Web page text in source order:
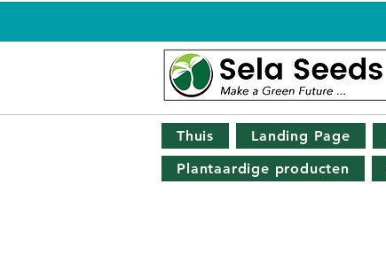
Thuis Landing Page
Plantaardige producten